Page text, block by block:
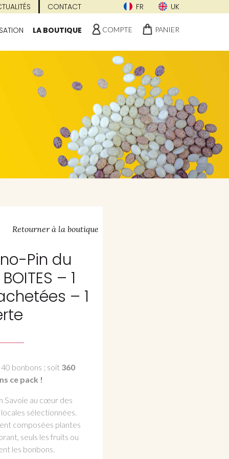
CONTACT FR UK
LA BOUTIQUE COMPTE PANIER
Retourner à la boutique
Pin du
– 1
– 1
bonbons ; soit 360
ce pack !
Savoie au cœur des
sélectionnées.
composées plantes
seuls les fruits ou
les bonbons.